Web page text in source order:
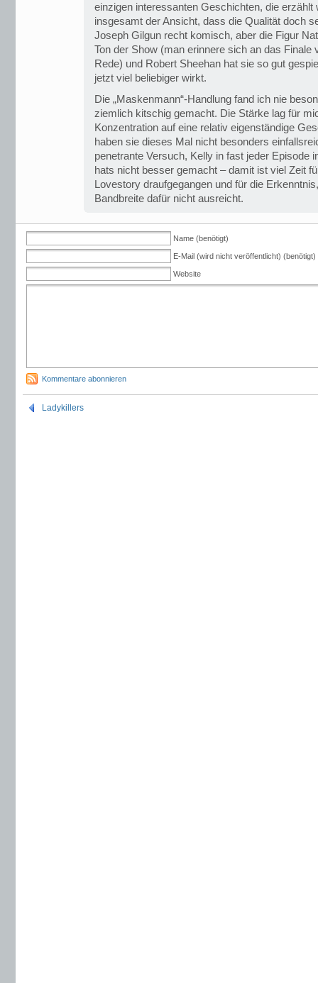
einzigen interessanten Geschichten, die erzählt
insgesamt der Ansicht, dass die Qualität doch
Joseph Gilgun recht komisch, aber die Figur
Ton der Show (man erinnere sich an das Finale
Rede) und Robert Sheehan hat sie so gut
jetzt viel beliebiger wirkt.
Die „Maskenmann“-Handlung fand ich nie
ziemlich kitschig gemacht. Die Stärke lag für
Konzentration auf eine relativ eigenständige
haben sie dieses Mal nicht besonders
penetrante Versuch, Kelly in fast jeder Episode
hats nicht besser gemacht – damit ist viel Zeit
Lovestory draufgegangen und für die
Bandbreite dafür nicht ausreicht.
Name (benötigt)
E-Mail (wird nicht veröffentlicht) (benötigt)
Website
Kommentare abonnieren
Ladykillers